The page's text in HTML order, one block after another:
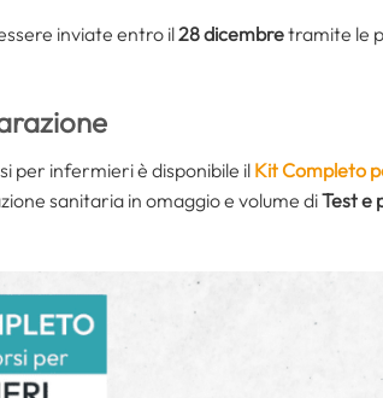
inviate entro il28 dicembretramite le
per infermieri è disponibile ilKit Completo
sanitaria in omaggio e volume diTest e